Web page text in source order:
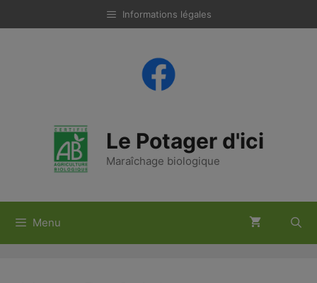
au
Informations légales
Le Potager d'ici
Maraîchage biologique
Menu